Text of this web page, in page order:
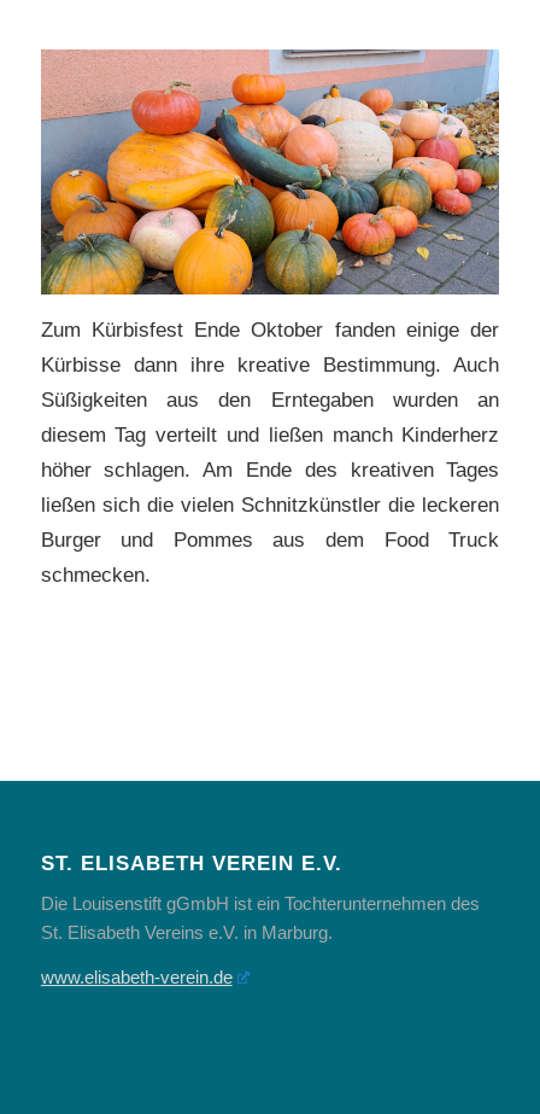
Zum Kürbisfest Ende Oktober fanden einige der
Kürbisse dann ihre kreative Bestimmung. Auch
Süßigkeiten aus den Erntegaben wurden an
diesem Tag verteilt und ließen manch Kinderherz
höher schlagen. Am Ende des kreativen Tages
ließen sich die vielen Schnitzkünstler die leckeren
Burger und Pommes aus dem Food Truck
schmecken.
ST. ELISABETH VEREIN E.V.
Die Louisenstift gGmbH ist ein Tochterunternehmen des
St. Elisabeth Vereins e.V. in Marburg.
www.elisabeth-verein.de